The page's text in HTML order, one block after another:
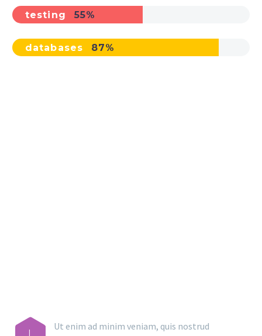
testing 55%
databases 87%
Ut enim ad minim veniam, quis nostrud